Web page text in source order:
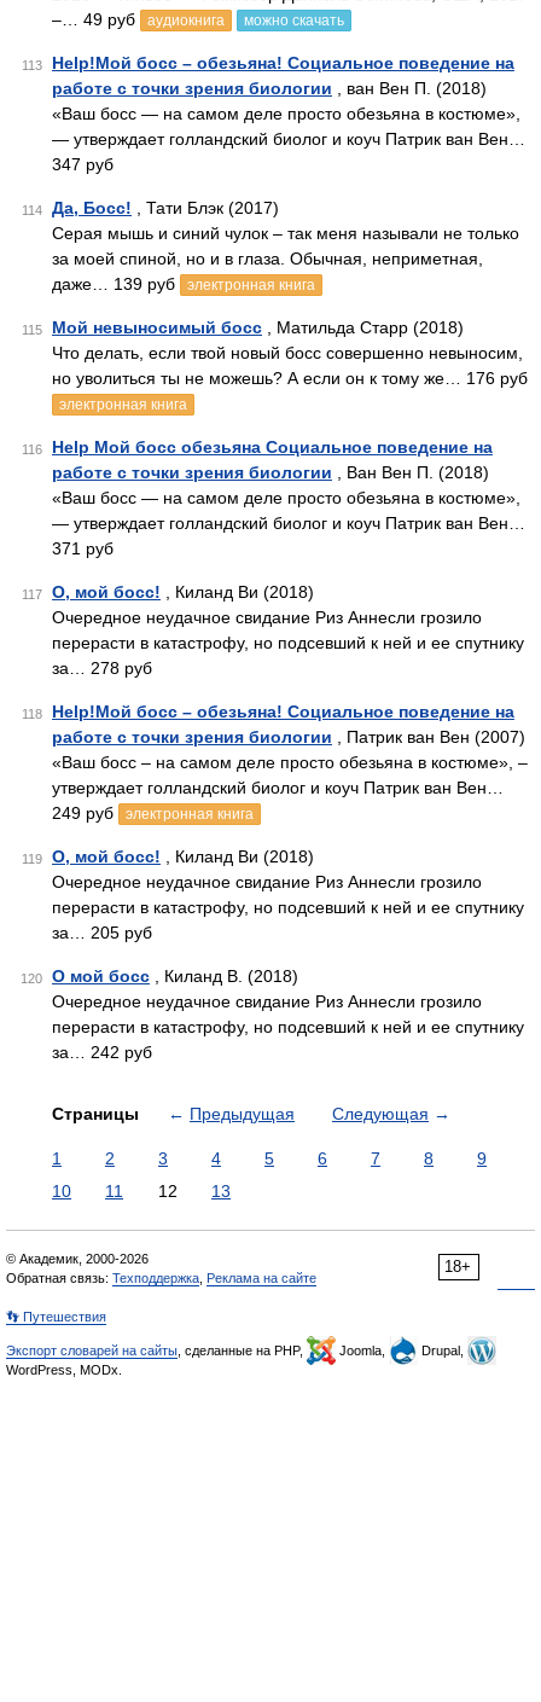
–… 49 руб
аудиокнига можно скачать
113
Help!Мой босс – обезьяна! Социальное поведение на
работе с точки зрения биологии , ван Вен П. (2018)
«Ваш босс — на самом деле просто обезьяна в костюме»,
— утверждает голландский биолог и коуч Патрик ван Вен…
347 руб
114 Да, Босс! , Тати Блэк (2017)
Серая мышь и синий чулок – так меня называли не только
за моей спиной, но и в глаза. Обычная, неприметная,
даже… 139 руб
электронная книга
115 Мой невыносимый босс , Матильда Старр (2018)
Что делать, если твой новый босс совершенно невыносим,
но уволиться ты не можешь? А если он к тому же… 176 руб
электронная книга
116
Help Мой босс обезьяна Социальное поведение на
работе с точки зрения биологии , Ван Вен П. (2018)
«Ваш босс — на самом деле просто обезьяна в костюме»,
— утверждает голландский биолог и коуч Патрик ван Вен…
371 руб
117 О, мой босс! , Киланд Ви (2018)
Очередное неудачное свидание Риз Аннесли грозило
перерасти в катастрофу, но подсевший к ней и ее спутнику
за… 278 руб
118
Help!Мой босс – обезьяна! Социальное поведение на
работе с точки зрения биологии , Патрик ван Вен (2007)
«Ваш босс – на самом деле просто обезьяна в костюме», –
утверждает голландский биолог и коуч Патрик ван Вен…
249 руб
электронная книга
119 О, мой босс! , Киланд Ви (2018)
Очередное неудачное свидание Риз Аннесли грозило
перерасти в катастрофу, но подсевший к ней и ее спутнику
за… 205 руб
120 О мой босс , Киланд В. (2018)
Очередное неудачное свидание Риз Аннесли грозило
перерасти в катастрофу, но подсевший к ней и ее спутнику
за… 242 руб
Страницы ← Предыдущая Следующая →
1 2 3 4 5 6 7 8
9
10
11 12 13
18+
© Академик, 2000-2026
Обратная связь: Техподдержка Реклама на сайте
👣 Путешествия
Экспорт словарей на сайты , сделанные на PHP, Joomla,
Drupal,
WordPress, MODx.